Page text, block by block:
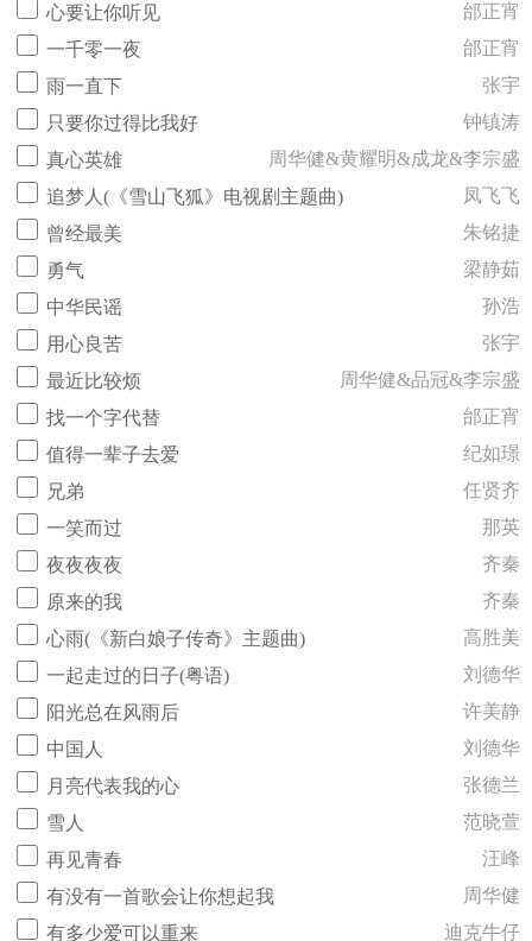
心要让你听见
邰正宵
一千零一夜
邰正宵
雨一直下
张宇
只要你过得比我好
钟镇涛
真心英雄
周华健&黄耀明&成龙&李宗盛
追梦人(《雪山飞狐》电视剧主题曲)
凤飞飞
曾经最美
朱铭捷
勇气
梁静茹
中华民谣
孙浩
用心良苦
张宇
最近比较烦
周华健&品冠&李宗盛
找一个字代替
邰正宵
值得一辈子去爱
纪如璟
兄弟
任贤齐
一笑而过
那英
夜夜夜夜
齐秦
原来的我
齐秦
心雨(《新白娘子传奇》主题曲)
高胜美
一起走过的日子(粤语)
刘德华
阳光总在风雨后
许美静
中国人
刘德华
月亮代表我的心
张德兰
雪人
范晓萱
再见青春
汪峰
有没有一首歌会让你想起我
周华健
有多少爱可以重来
迪克牛仔